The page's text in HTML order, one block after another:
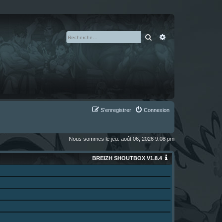
Rechercher
Connexion
S’enregistrer
Nous sommes le jeu. août 06, 2026 9:08 pm
BREIZH SHOUTBOX V1.8.4